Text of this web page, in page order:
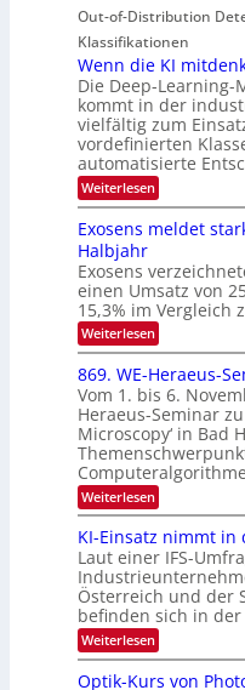
a
n
t
i
S
p
e
c
t
r
O
N
T
e
c
h
T
a
l
k
u
d
e
r
V
S
O
N
2
0
2
6
c
h
l
a
n
d
e
n
Out-of-Distribution
Klassifikationen
Wenn die KI
Die Deep-Learning-
kommt in der
vielfältig zum
vordefinierten
automatisierte
Weiterlesen:
W
n
d
i
e
K
I
m
i
t
d
e
n
k
t
Exosens meldet
Halbjahr
Exosens
einen Umsatz von
15,3% im Vergleich
Weiterlesen:
E
x
o
s
e
n
s
m
e
l
d
e
t
s
t
a
r
k
e
869. WE-Heraeus-
Vom 1. bis 6.
Heraeus-Seminar
Microscopy‘ in Bad
Weiterlesen:
8
9
.
W
E
-
H
e
r
a
KI-Einsatz nimmt in
Laut einer IFS-
Österreich und der
befinden sich in
Weiterlesen:
K
Optik-Kurs von